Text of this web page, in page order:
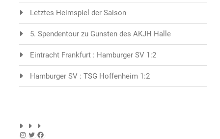
Letztes Heimspiel der Saison
5. Spendentour zu Gunsten des AKJH Halle
Eintracht Frankfurt : Hamburger SV 1:2
Hamburger SV : TSG Hoffenheim 1:2
Instagram
TwitterFacebook